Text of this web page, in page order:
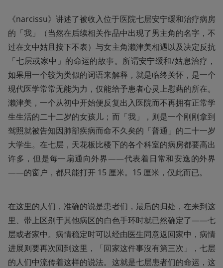
《narcissu》讲述了被收入位于医院七层安宁缓和治疗病房
的「我」（当然在后续相关作品中出现了男主角的名字，不
过在文中姑且按下不表）与女主角濑津美相遇以及决定反抗
「七层或家中」的命运的故事。所谓安宁缓和/姑息治疗，
如果用一个较为类似的词语来解释，就是临终关怀，是一个
现代医学常常无能为力，仅能给予患者心灵上慰藉的所在。
濑津美，一个从初中开始便反复出入医院而不再拥有正常学
生生活的二十二岁的女孩儿；而「我」，则是一个刚刚拿到
驾照就被告知因肺部疾病而命不久矣的「普通」的二十一岁
大学生。在七层，天花板比楼下的各个科室的病房都要高出
许多，但是每一扇通向外界——代表着日常和安逸的外界
——的窗户，都只能打开 15 厘米。15 厘米，仅此而已。
在这里的人们，准确的说是患者们，最后的归处，在来到这
里、带上区别于其他病区的白色手环时就已然确定了——七
层或者家中。病情稳定时可以经由医生同意返回家中，病情
进展则要再次回到这里，「回家这件事沒有第三次」，七层
的人们中流传着这样的说法。这就是七层患者们的命运，这